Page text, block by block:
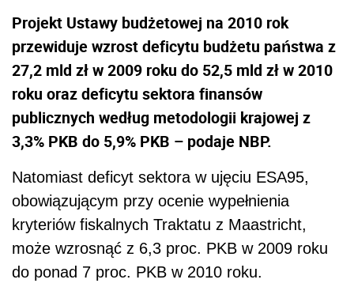
Projekt Ustawy budżetowej na 2010 rok
przewiduje wzrost deficytu budżetu państwa z
27,2 mld zł w 2009 roku do 52,5 mld zł w 2010
roku oraz deficytu sektora finansów
publicznych według metodologii krajowej z
3,3% PKB do 5,9% PKB – podaje NBP.
Natomiast deficyt sektora w ujęciu ESA95,
obowiązującym przy ocenie wypełnienia
kryteriów fiskalnych Traktatu z Maastricht,
może wzrosnąć z 6,3 proc. PKB w 2009 roku
do ponad 7 proc. PKB w 2010 roku.